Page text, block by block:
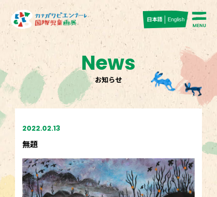
English
日本語
News
お知らせ
2022.02.13
無題